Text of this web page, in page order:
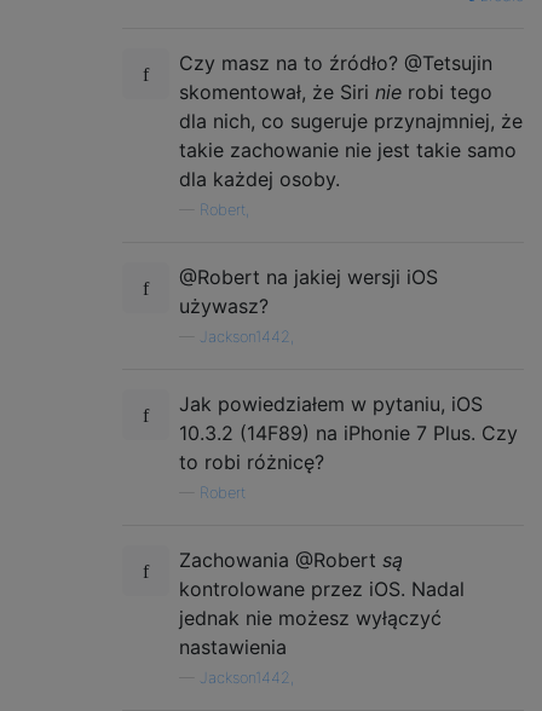
Czy masz na to źródło? @Tetsujin
skomentował, że Siri nie robi tego
dla nich, co sugeruje przynajmniej, że
takie zachowanie nie jest takie samo
dla każdej osoby.
Robert,
@Robert na jakiej wersji iOS
używasz?
Jackson1442,
Jak powiedziałem w pytaniu, iOS
10.3.2 (14F89) na iPhonie 7 Plus. Czy
to robi różnicę?
Robert
Zachowania @Robert są
kontrolowane przez iOS. Nadal
jednak nie możesz wyłączyć
nastawienia
Jackson1442,